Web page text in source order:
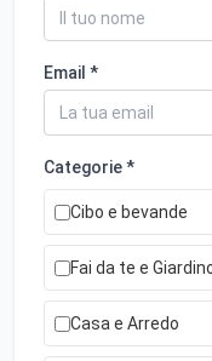
Email *
Categorie *
Cibo e bevande
Fai da te e
Casa e Arredo